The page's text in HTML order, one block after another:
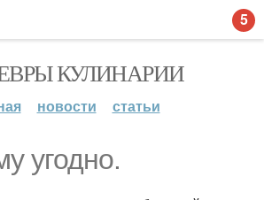
КУЛИНАРИИ
новости статьи
угодно.
5